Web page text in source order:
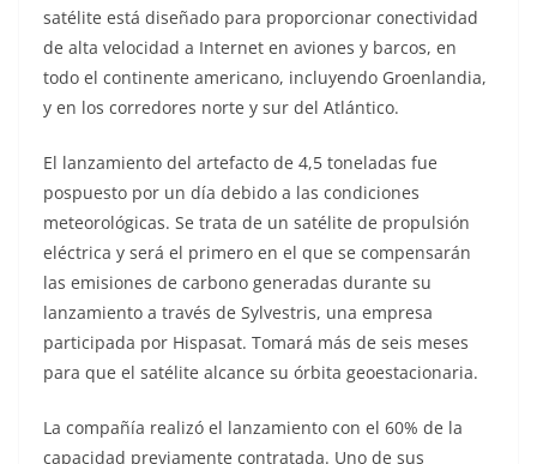
satélite está diseñado para proporcionar conectividad
de alta velocidad a Internet en aviones y barcos, en
todo el continente americano, incluyendo Groenlandia,
y en los corredores norte y sur del Atlántico.
El lanzamiento del artefacto de 4,5 toneladas fue
pospuesto por un día debido a las condiciones
meteorológicas. Se trata de un satélite de propulsión
eléctrica y será el primero en el que se compensarán
las emisiones de carbono generadas durante su
lanzamiento a través de Sylvestris, una empresa
participada por Hispasat. Tomará más de seis meses
para que el satélite alcance su órbita geoestacionaria.
La compañía realizó el lanzamiento con el 60% de la
capacidad previamente contratada. Uno de sus